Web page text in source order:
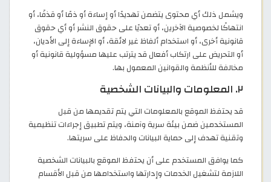
ويشمل ذلك أي محتوى يتضمن تهديدًا أو إساءة أو ذمًا أو قذفًا، أو
انتهاكًا لخصوصية الآخرين، أو تعديًا على حقوق النشر أو أي حقوق
قانونية أخرى، أو استخدام ألفاظ غير لائقة، أو الإساءة إلى الأديان،
أو التحريض على ارتكاب أفعال قد يترتب عليها مسؤولية قانونية أو
مخالفة للأنظمة والقوانين المعمول بها.
٢. المعلومات والبيانات الشخصية
قد يحتفظ الموقع بالمعلومات التي يتم تقديمها من قبل
المستخدمين ضمن بيئة سرية وآمنة، ويتم تطبيق إجراءات تنظيمية
وتقنية تهدف إلى حماية البيانات والحفاظ على سريتها.
كما يوافق المستخدم على أن يحتفظ الموقع بالبيانات الشخصية
اللازمة لتشغيل الخدمات وإدارتها واستخدامها من قبل الأقسام